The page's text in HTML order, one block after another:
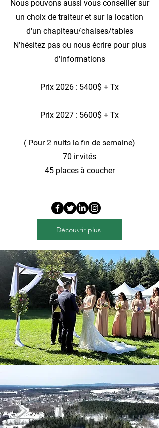
Nous pouvons aussi vous conseiller sur
un choix de traiteur et sur la location
d'un chapiteau/chaises/tables
N'hésitez pas ou nous écrire pour plus
d'informations
Prix 2026 : 5400$ + Tx
Prix 2027 : 5600$ + Tx
( Pour 2 nuits la fin de semaine)
70 invités
45 places à coucher
Découvrir plus